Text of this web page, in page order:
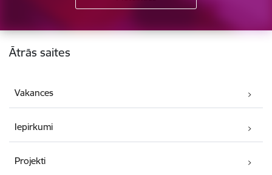
Kājene
Ātrās saites
Vakances
Iepirkumi
Projekti